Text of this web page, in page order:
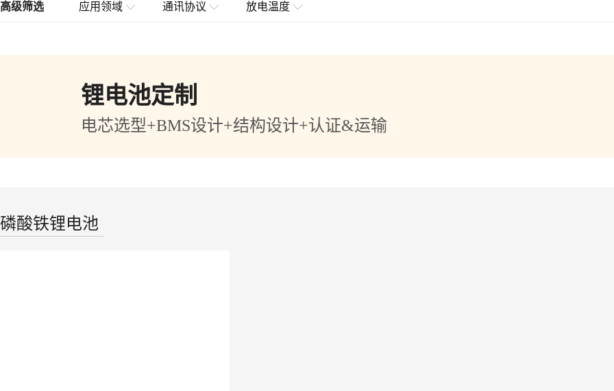
高级筛选 应用领域 通讯协议 放电温度
锂电池定制
电芯选型+BMS设计+结构设计+认证&运输
磷酸铁锂电池